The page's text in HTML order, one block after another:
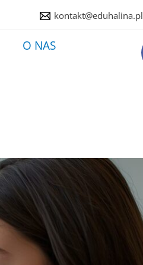
kontakt@eduhalina.pl
O NAS